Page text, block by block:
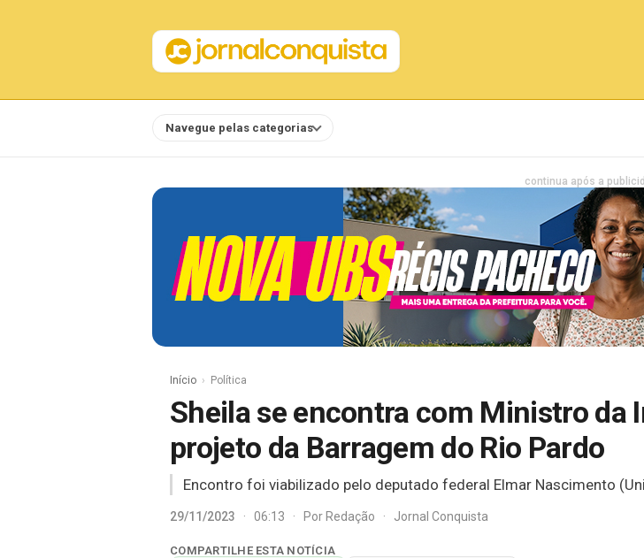
Navegue pelas categorias
continua após a
Início Política
Sheila se encontra com Ministro da
projeto da Barragem do Rio Pardo
Encontro foi viabilizado pelo deputado federal Elmar Nascimento
29/11/2023 · 06:13 · PorRedação · Jornal Conquista
COMPARTILHE ESTA NOTÍCIA